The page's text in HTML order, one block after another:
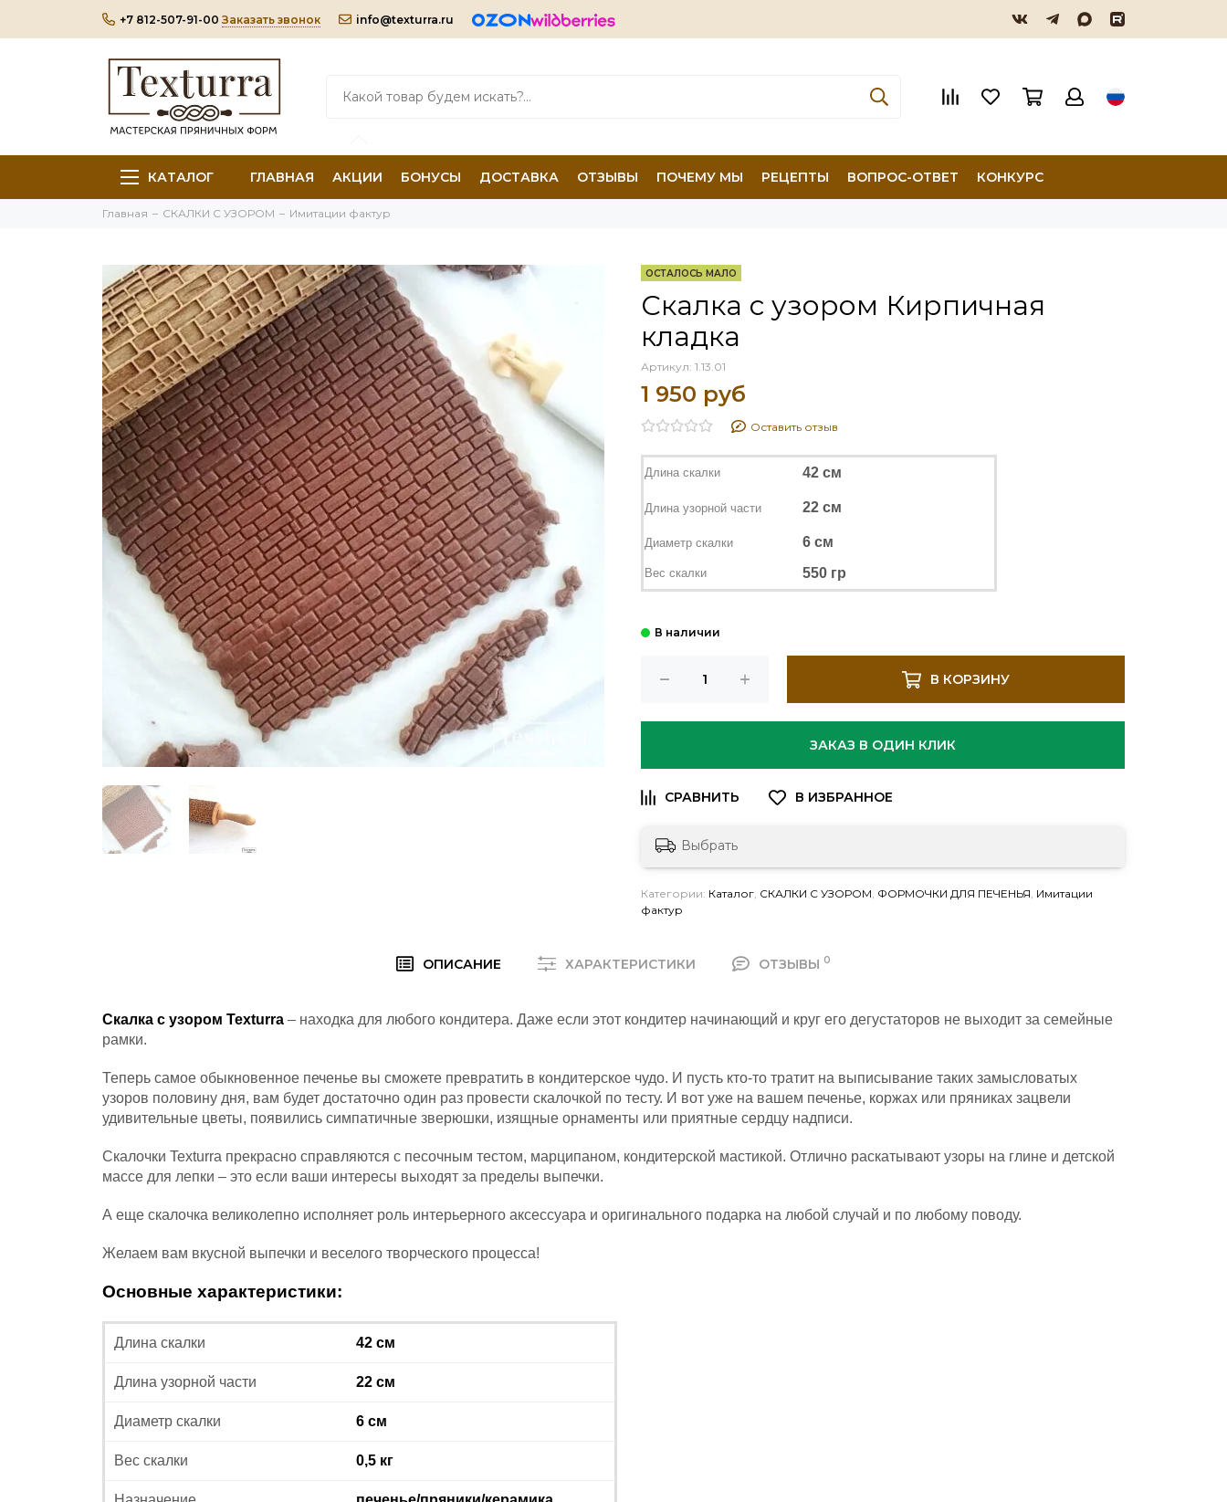
+7 812-507-91-00 Заказать звонок info@texturra.ru
КАТАЛОГ ГЛАВНАЯ АКЦИИ БОНУСЫ ДОСТАВКА ОТЗЫВЫ ПОЧЕМУ МЫ РЕЦЕПТЫ ВОПРОС-ОТВЕТ КОНКУРС
Главная СКАЛКИ С УЗОРОМ Имитации фактур
ОСТАЛОСЬ МАЛО
Скалка с узором Кирпичная
кладка
Артикул: 1.13.01
1 950 руб
Оставить отзыв
Длина скалки 42 см
Длина узорной части 22 см
Диаметр скалки 6 см
Вес скалки 550 гр
В КОРЗИНУ
ЗАКАЗ В ОДИН КЛИК
Выбрать
Категории: Каталог СКАЛКИ С УЗОРОМ ФОРМОЧКИ ДЛЯ ПЕЧЕНЬЯ Имитации
фактур
ОПИСАНИЕ ХАРАКТЕРИСТИКИ ОТЗЫВЫ 0
Скалка с узором Texturra – находка для любого кондитера. Даже если этот кондитер начинающий и круг его дегустаторов не выходит за семейные
рамки.
Теперь самое обыкновенное печенье вы сможете превратить в кондитерское чудо. И пусть кто-то тратит на выписывание таких замысловатых
узоров половину дня, вам будет достаточно один раз провести скалочкой по тесту. И вот уже на вашем печенье, коржах или пряниках зацвели
удивительные цветы, появились симпатичные зверюшки, изящные орнаменты или приятные сердцу надписи.
Скалочки Texturra прекрасно справляются с песочным тестом, марципаном, кондитерской мастикой. Отлично раскатывают узоры на глине и детской
массе для лепки – это если ваши интересы выходят за пределы выпечки.
А еще скалочка великолепно исполняет роль интерьерного аксессуара и оригинального подарка на любой случай и по любому поводу.
Желаем вам вкусной выпечки и веселого творческого процесса!
Основные характеристики:
Длина скалки 42 см
Длина узорной части 22 см
Диаметр скалки 6 см
Вес скалки 0,5 кг